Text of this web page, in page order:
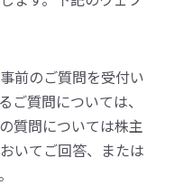
前のご質問を受付い
ご質問については、
質問については株主
いてご回答、または